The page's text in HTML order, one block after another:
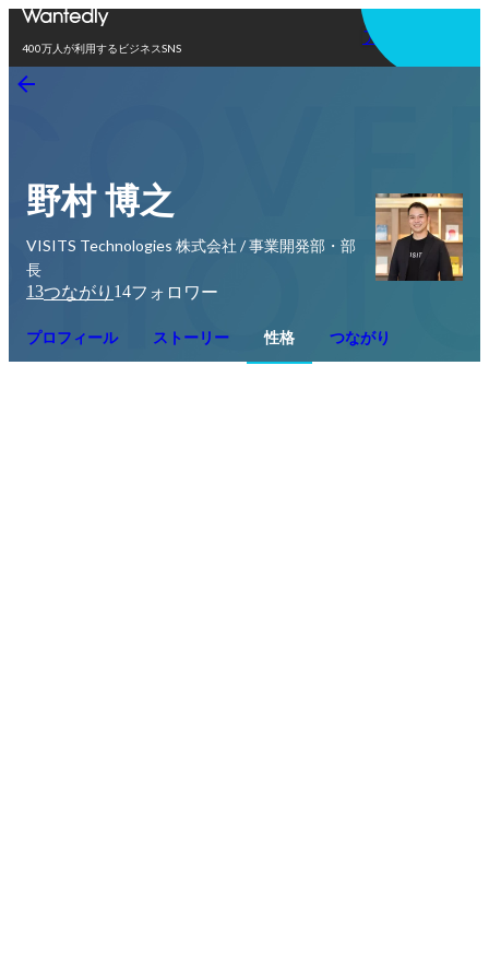
400万人が利用するビジネスSNS
アプリを使う
野村 博之
VISITS Technologies 株式会社 / 事業開発部・部
長
13つながり 14フォロワー
プロフィール ストーリー 性格 つながり